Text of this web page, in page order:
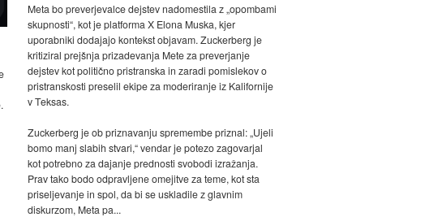
Meta bo preverjevalce dejstev nadomestila z „opombami
skupnosti“, kot je platforma X Elona Muska, kjer
uporabniki dodajajo kontekst objavam. Zuckerberg je
kritiziral prejšnja prizadevanja Mete za preverjanje
dejstev kot politično pristranska in zaradi pomislekov o
pristranskosti preselil ekipe za moderiranje iz Kalifornije
v Teksas.
Zuckerberg je ob priznavanju spremembe priznal: „Ujeli
bomo manj slabih stvari,“ vendar je potezo zagovarjal
kot potrebno za dajanje prednosti svobodi izražanja.
Prav tako bodo odpravljene omejitve za teme, kot sta
priseljevanje in spol, da bi se uskladile z glavnim
diskurzom, Meta pa...